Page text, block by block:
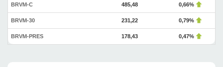
BRVM-C 485,48 0,66%
BRVM-30 231,22 0,79%
BRVM-PRES 178,43 0,47%